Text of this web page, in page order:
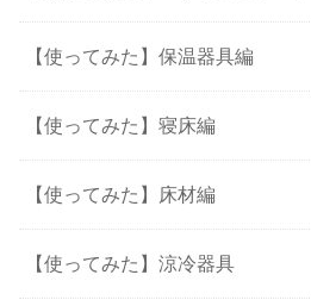
【使ってみた】保温器具編
【使ってみた】寝床編
【使ってみた】床材編
【使ってみた】涼冷器具